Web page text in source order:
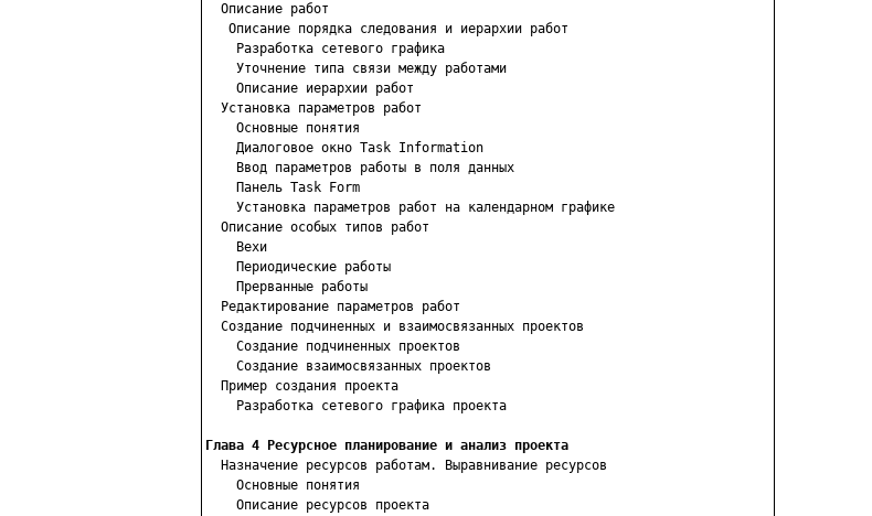
  Описание работ
   Описание порядка следования и иерархии работ
    Разработка сетевого графика
    Уточнение типа связи между работами
    Описание иерархии работ
  Установка параметров работ
    Основные понятия
    Диалоговое окно Task Information
    Ввод параметров работы в поля данных
    Панель Task Form
    Установка параметров работ на календарном графике
  Описание особых типов работ
    Вехи
    Периодические работы
    Прерванные работы
  Редактирование параметров работ
  Создание подчиненных и взаимосвязанных проектов
    Создание подчиненных проектов
    Создание взаимосвязанных проектов
  Пример создания проекта
    Разработка сетевого графика проекта
Глава 4 Ресурсное планирование и анализ проекта
Назначение ресурсов работам. Выравнивание ресурсов
    Основные понятия
    Описание ресурсов проекта